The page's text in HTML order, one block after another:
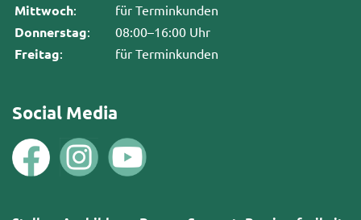
Mittwoch: für Terminkunden
Donnerstag: 08:00–16:00 Uhr
Freitag: für Terminkunden
Social Media